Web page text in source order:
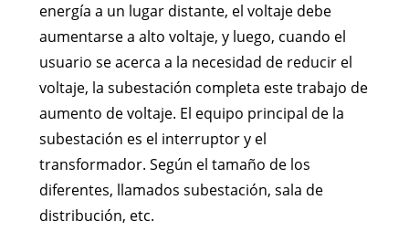
energía a un lugar distante, el voltaje debe
aumentarse a alto voltaje, y luego, cuando el
usuario se acerca a la necesidad de reducir el
voltaje, la subestación completa este trabajo de
aumento de voltaje. El equipo principal de la
subestación es el interruptor y el
transformador. Según el tamaño de los
diferentes, llamados subestación, sala de
distribución, etc.